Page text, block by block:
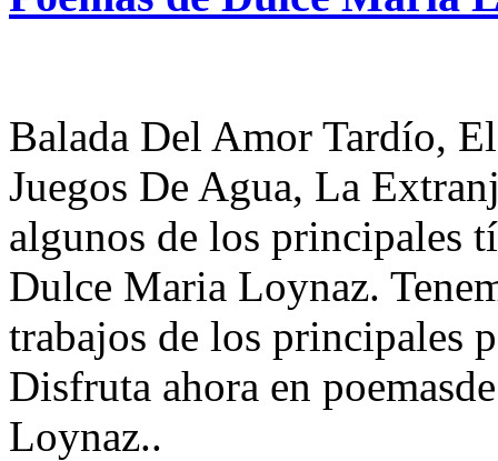
Balada Del Amor Tardío,
Juegos De Agua, La
algunos de los principales
Dulce Maria Loynaz.
trabajos de los principales
Disfruta ahora en
Loynaz..